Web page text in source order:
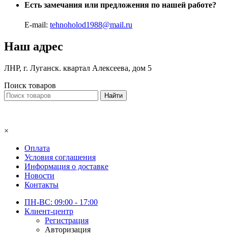
Есть замечания или предложения по нашей работе?
E-mail: tehnoholod1988@mail.ru
Наш адрес
ЛНР, г. Луганск. квартал Алексеева, дом 5
Поиск товаров
×
Оплата
Условия соглашения
Информация о доставке
Новости
Контакты
ПН-ВС: 09:00 - 17:00
Клиент-центр
Регистрация
Авторизация